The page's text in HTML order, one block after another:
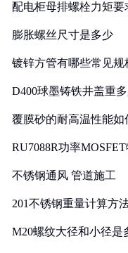
配电柜母排螺栓力矩
膨胀螺丝尺寸是多少
镀锌方管有哪些常见规
D400球墨铸铁井盖重
覆膜砂的耐高温性能如
RU7088R功率
不锈钢通风 管道施工
201不锈钢重量计算方
M20螺纹大径和小径是